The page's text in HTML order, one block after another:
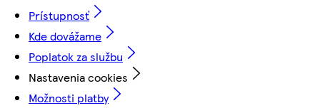
Prístupnosť
Kde dovážame
Poplatok za službu
Nastavenia cookies
Možnosti platby